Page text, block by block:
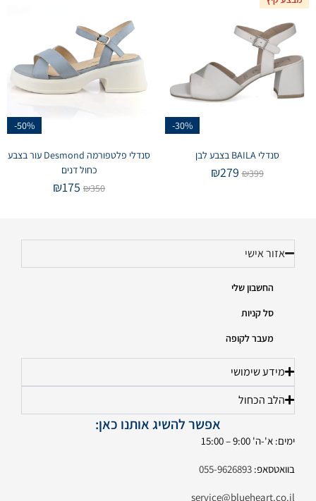
-30%
סנדלי BAILA בצבע לבן
₪399
₪279
-50%
סנדלי פלטפורמה Desmond עור בצבע
כחול דנים
₪350
₪175
אזור אישי
החשבון שלי
סל קניות
מעבר לקופה
מידע שימושי
הלב הכחול
אפשר להשיג אותנו כאן:
ימים: א'-ה' 9:00 – 15:00
בוואטסאפ: 055-9626893
service@blueheart.co.il